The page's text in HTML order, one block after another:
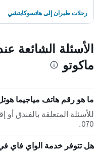
رحلات طيران إلى هاتسوكايتشي
الأسئلة الشائعة
ماكوتو
ما هو رقم هاتف مياجيما
070.
هل تتوفر خدمة الواي فاي